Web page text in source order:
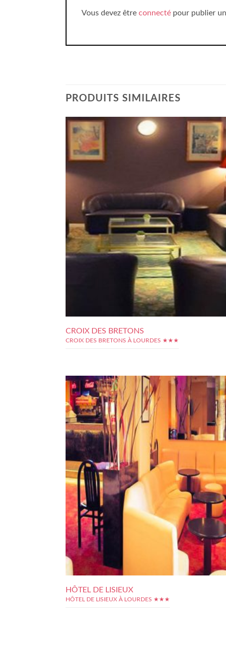
Vous devez être connecté pour publier
PRODUITS SIMILAIRES
CROIX DES BRETONS
CROIX DES BRETONS À LOURDES ★★★
HÔTEL DE LISIEUX
HÔTEL DE LISIEUX À LOURDES ★★★